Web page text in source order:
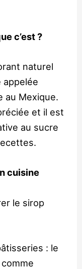
c’est ?
naturel
appelée
au Mexique.
et il est
au sucre
cuisine
le sirop
: le